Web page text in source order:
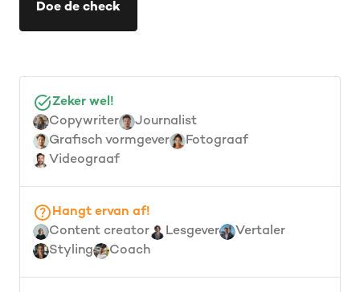
Doe de check
Zeker wel!
Copywriter
Journalist
Grafisch vormgever
Fotograaf
Videograaf
Hangt ervan af!
Content creator
Lesgever
Vertaler
Styling
Coach